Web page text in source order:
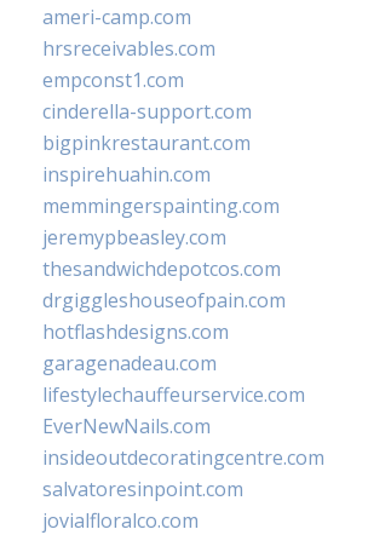
ameri-camp.com
hrsreceivables.com
empconst1.com
cinderella-support.com
bigpinkrestaurant.com
inspirehuahin.com
memmingerspainting.com
jeremypbeasley.com
thesandwichdepotcos.com
drgiggleshouseofpain.com
hotflashdesigns.com
garagenadeau.com
lifestylechauffeurservice.com
EverNewNails.com
insideoutdecoratingcentre.com
salvatoresinpoint.com
jovialfloralco.com